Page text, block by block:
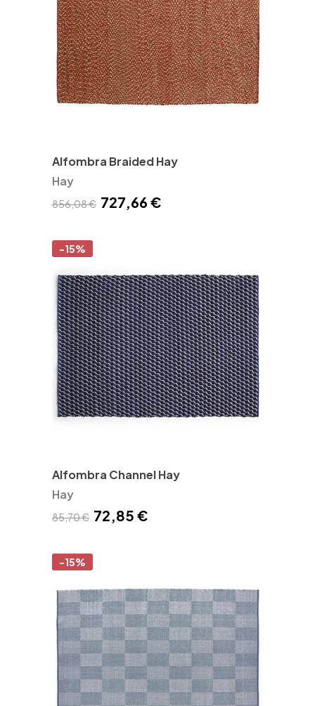
Alfombra Braided Hay
Hay
856,08 € 727,66 €
-15%
Alfombra Channel Hay
Hay
85,70 € 72,85 €
-15%